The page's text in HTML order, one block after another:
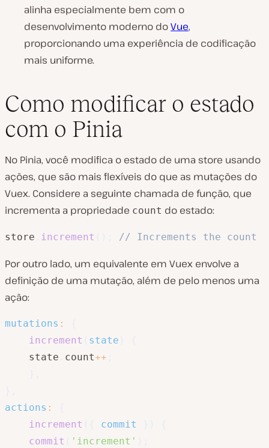
alinha especialmente bem com o
desenvolvimento moderno doVue,
proporcionando uma experiência de codificação
mais uniforme.
Como modificar o estado
com o Pinia
No Pinia, você modifica o estado de uma store usando
ações, que são mais flexíveis do que as mutações do
Vuex. Considere a seguinte chamada de função, que
incrementa a propriedade count do estado:
store increment // Increments the count
Por outro lado, um equivalente em Vuex envolve a
definição de uma mutação, além de pelo menos uma
ação:
mutations :
increment
state
	state
count++
actions :
increment
commit
commit
'increment'